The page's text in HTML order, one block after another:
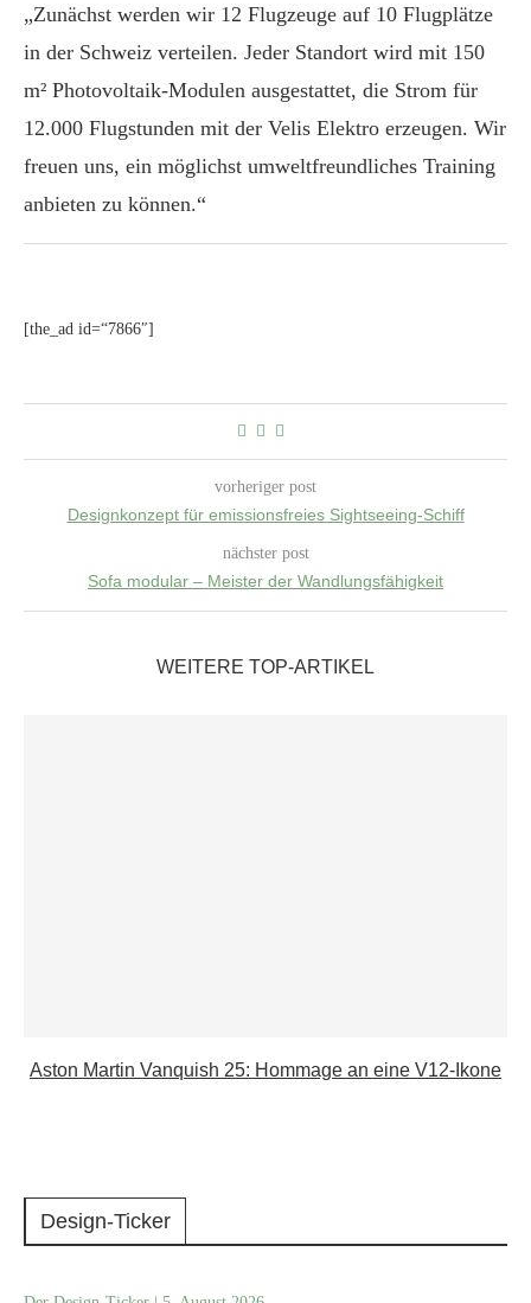
„Zunächst werden wir 12 Flugzeuge auf 10 Flugplätze
in der Schweiz verteilen. Jeder Standort wird mit 150
m² Photovoltaik-Modulen ausgestattet, die Strom für
12.000 Flugstunden mit der Velis Elektro erzeugen. Wir
freuen uns, ein möglichst umweltfreundliches Training
anbieten zu können.“
[the_ad id=“7866″]
vorheriger post
Designkonzept für emissionsfreies Sightseeing-Schiff
nächster post
Sofa modular – Meister der Wandlungsfähigkeit
WEITERE TOP-ARTIKEL
Aston Martin Vanquish 25: Hommage an eine V12-Ikone
Design-Ticker